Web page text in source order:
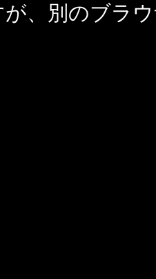
、別のブラウ